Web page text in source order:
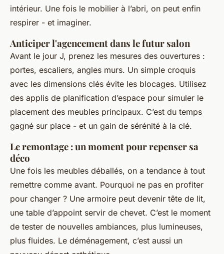
intérieur. Une fois le mobilier à l’abri, on peut enfin
respirer - et imaginer.
Anticiper l'agencement dans le futur salon
Avant le jour J, prenez les mesures des ouvertures :
portes, escaliers, angles murs. Un simple croquis
avec les dimensions clés évite les blocages. Utilisez
des applis de planification d’espace pour simuler le
placement des meubles principaux. C’est du temps
gagné sur place - et un gain de sérénité à la clé.
Le remontage : un moment pour repenser sa
déco
Une fois les meubles déballés, on a tendance à tout
remettre comme avant. Pourquoi ne pas en profiter
pour changer ? Une armoire peut devenir tête de lit,
une table d’appoint servir de chevet. C’est le moment
de tester de nouvelles ambiances, plus lumineuses,
plus fluides. Le déménagement, c’est aussi un